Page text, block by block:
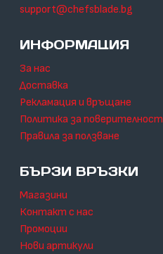
support@chefsblade.bg
ИНФОРМАЦИЯ
За нас
Доставка
Рекламация и връщане
Политика за поверителност
Правила за ползване
БЪРЗИ ВРЪЗКИ
Магазини
Контакт с нас
Промоции
Нови артикули